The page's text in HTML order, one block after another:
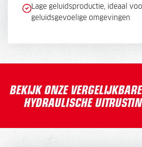
Lage geluidsproductie, ideaal
geluidsgevoelige omgevingen
BEKIJK ONZE
HYDRAULISCHE